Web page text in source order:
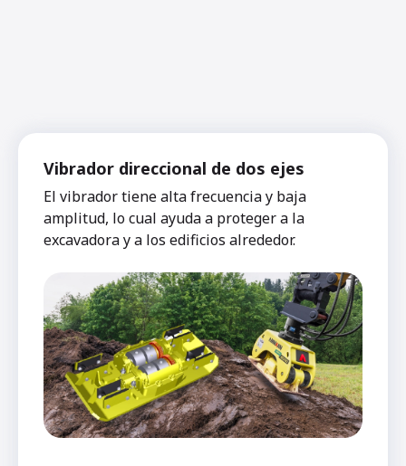
Vibrador direccional de dos ejes
El vibrador tiene alta frecuencia y baja
amplitud, lo cual ayuda a proteger a la
excavadora y a los edificios alrededor.